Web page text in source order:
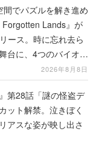
間でパズルを解き進め
Lands』が
ース。時に忘れ去ら
台に、4つのバイオー
2026年8月8日
第28話「謎の怪盗デ
ット解禁。泣きぼく
アスな姿が映し出さ